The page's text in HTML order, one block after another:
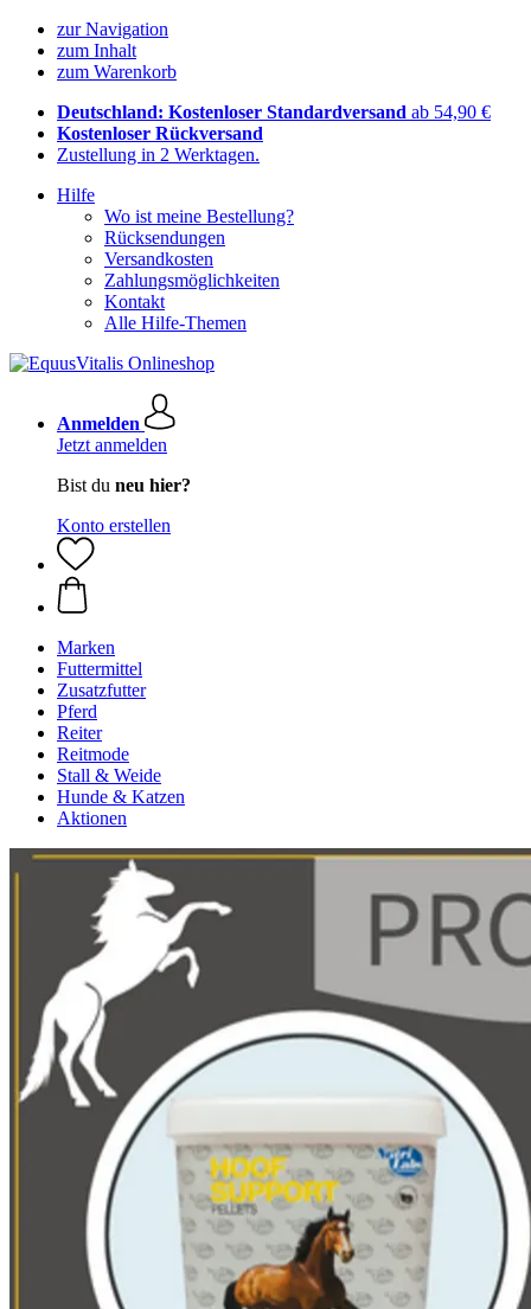
zur Navigation
zum Inhalt
zum Warenkorb
Deutschland: Kostenloser Standardversand ab 54,90 €
Kostenloser Rückversand
Zustellung in 2 Werktagen.
Hilfe
Wo ist meine Bestellung?
Rücksendungen
Versandkosten
Zahlungsmöglichkeiten
Kontakt
Alle Hilfe-Themen
Anmelden
Jetzt anmelden
Bist du neu hier?
Konto erstellen
Marken
Futtermittel
Zusatzfutter
Pferd
Reiter
Reitmode
Stall & Weide
Hunde & Katzen
Aktionen